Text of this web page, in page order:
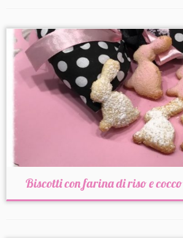
Biscotti con farina di riso e cocco